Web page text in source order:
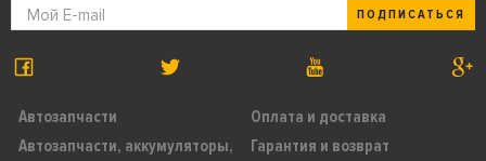
Автозапчасти
Автозапчасти, аккумуляторы,
Оплата и доставка
Гарантия и возврат
ПОДПИСАТЬСЯ